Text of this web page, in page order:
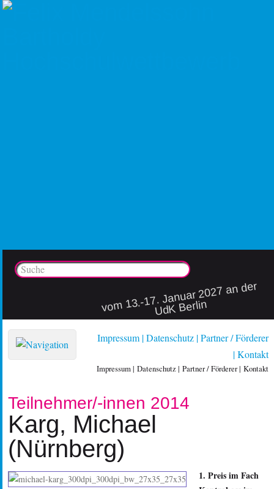
vo
m 13.-17. Januar 2027 an der
UdK Berlin
Impressum Datenschutz Partner / Förderer
Kontakt
Impressum Datenschutz Partner / Förderer Kontakt
Teilnehmer/-innen 2014
Karg, Michael
(Nürnberg)
1. Preis im Fach